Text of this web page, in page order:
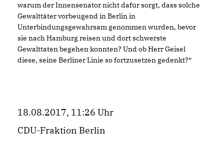
warum der Innensenator nicht dafür sorgt, dass solche
Gewalttäter vorbeugend in Berlin in
Unterbindungsgewahrsam genommen wurden, bevor
sie nach Hamburg reisen und dort schwerste
Gewalttaten begehen konnten? Und ob Herr Geisel
diese, seine Berliner Linie so fortzusetzen gedenkt?“
18.08.2017, 11:26 Uhr
CDU-Fraktion Berlin